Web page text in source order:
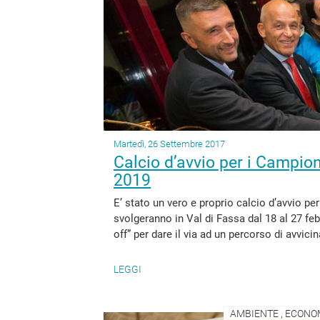
Martedì, 26 Settembre 2017
Calcio d’avvio per i
2019
E’ stato un vero e proprio calcio d’avvio
svolgeranno in Val di Fassa dal 18 al 27
off” per dare il via ad un percorso di
LEGGI
AMBIENTE ,